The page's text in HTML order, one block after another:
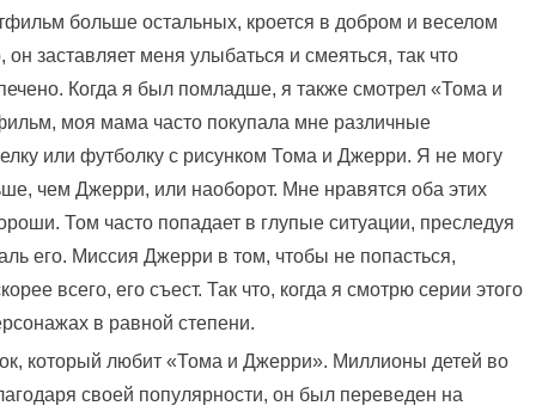
больше остальных, кроется в добром и веселом
заставляет меня улыбаться и смеяться, так что
Когда я был помладше, я также смотрел «Тома и
моя мама часто покупала мне различные
или футболку с рисунком Тома и Джерри. Я не могу
чем Джерри, или наоборот. Мне нравятся оба этих
Том часто попадает в глупые ситуации, преследуя
его. Миссия Джерри в том, чтобы не попасться,
всего, его съест. Так что, когда я смотрю серии этого
в равной степени.
который любит «Тома и Джерри». Миллионы детей во
своей популярности, он был переведен на